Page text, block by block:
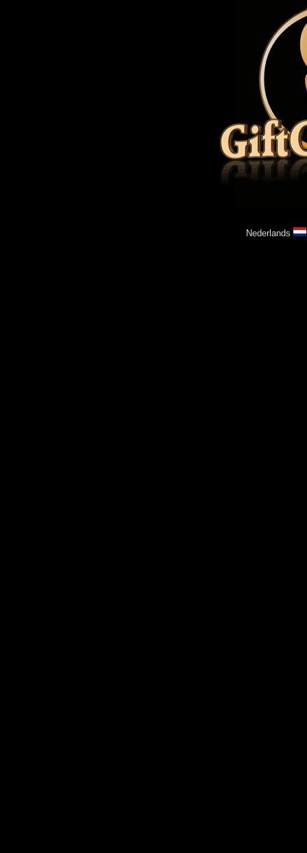
Nederlands